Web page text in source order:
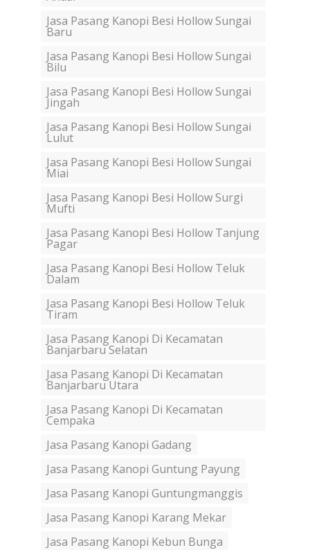
Jasa Pasang Kanopi Besi Hollow Sungai
Baru
Jasa Pasang Kanopi Besi Hollow Sungai
Bilu
Jasa Pasang Kanopi Besi Hollow Sungai
Jingah
Jasa Pasang Kanopi Besi Hollow Sungai
Lulut
Jasa Pasang Kanopi Besi Hollow Sungai
Miai
Jasa Pasang Kanopi Besi Hollow Surgi
Mufti
Jasa Pasang Kanopi Besi Hollow Tanjung
Pagar
Jasa Pasang Kanopi Besi Hollow Teluk
Dalam
Jasa Pasang Kanopi Besi Hollow Teluk
Tiram
Jasa Pasang Kanopi Di Kecamatan
Banjarbaru Selatan
Jasa Pasang Kanopi Di Kecamatan
Banjarbaru Utara
Jasa Pasang Kanopi Di Kecamatan
Cempaka
Jasa Pasang Kanopi Gadang
Jasa Pasang Kanopi Guntung Payung
Jasa Pasang Kanopi Guntungmanggis
Jasa Pasang Kanopi Karang Mekar
Jasa Pasang Kanopi Kebun Bunga